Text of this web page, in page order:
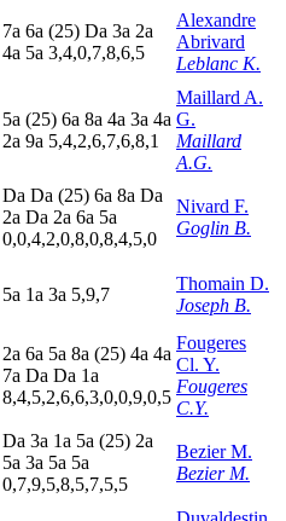
7a 6a (25) Da 3a 2a
4a 5a 3,4,0,7,8,6,5
Alexandre
Abrivard
Leblanc K.
5a (25) 6a 8a 4a 3a 4a
2a 9a 5,4,2,6,7,6,8,1
Maillard A.
G.
Maillard
A.G.
Da Da (25) 6a 8a Da
2a Da 2a 6a 5a
0,0,4,2,0,8,0,8,4,5,0
Nivard F.
Goglin B.
5a 1a 3a 5,9,7
Thomain D.
Joseph B.
2a 6a 5a 8a (25) 4a 4a
7a Da Da 1a
8,4,5,2,6,6,3,0,0,9,0,5
Fougeres
Cl. Y.
Fougeres
C.Y.
Da 3a 1a 5a (25) 2a
5a 3a 5a 5a
0,7,9,5,8,5,7,5,5
Bezier M.
Bezier M.